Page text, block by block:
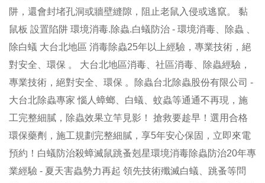
阱，還會封堵孔洞或牆壁縫隙，阻止老鼠入侵或逃竄。 黏
鼠板 設置陷阱 環境消毒.除蟲.白蟻防治 - 環境消毒、除蟲 、
除白蟻 大台北地區 消毒除蟲25年以上經驗，專業技術，絕
對安全、環保 。 大台北地區消毒、社區消毒、除蟲經驗，
專業技術，絕對安全、環保 。除蟲台北除蟲股份有限公司 -
大台北除蟲專家 惱人蟑螂、白蟻、蚊蟲等通通不再現，施
工完整細膩，除蟲效果立竿見影！ 搶救要趁早！選用合格
環保藥劑，施工規劃完整細膩，享5年安心保固，立即來電
預約！白蟻防治殺蟑滅鼠跳蚤剋星環境消毒除蟲防治20年專
業經驗 - 夏天害蟲勢力再起 領先技術殲滅白蟻、跳蚤等問